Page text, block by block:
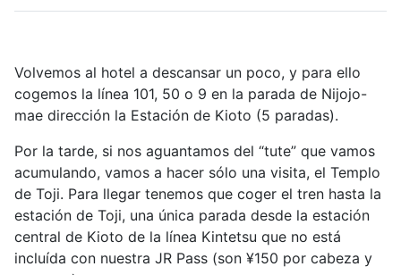
Volvemos al hotel a descansar un poco, y para ello
cogemos la línea 101, 50 o 9 en la parada de Nijojo-
mae dirección la Estación de Kioto (5 paradas).
Por la tarde, si nos aguantamos del “tute” que vamos
acumulando, vamos a hacer sólo una visita, el Templo
de Toji. Para llegar tenemos que coger el tren hasta la
estación de Toji, una única parada desde la estación
central de Kioto de la línea Kintetsu que no está
incluída con nuestra JR Pass (son ¥150 por cabeza y